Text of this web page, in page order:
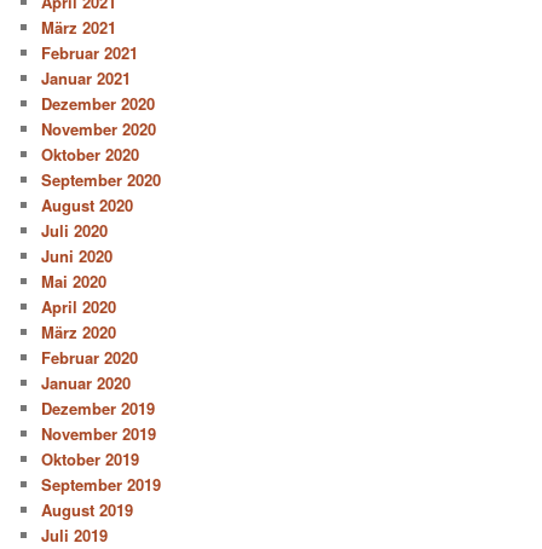
März 2021
Februar 2021
Januar 2021
Dezember 2020
November 2020
Oktober 2020
September 2020
August 2020
Juli 2020
Juni 2020
Mai 2020
April 2020
März 2020
Februar 2020
Januar 2020
Dezember 2019
November 2019
Oktober 2019
September 2019
August 2019
Juli 2019